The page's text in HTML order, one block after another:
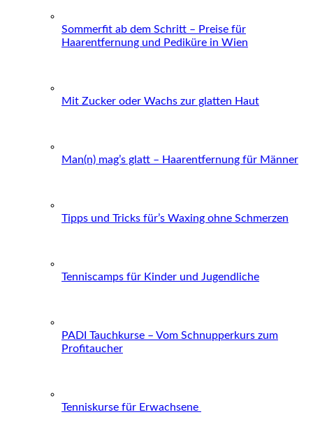
Sommerfit ab dem Schritt – Preise für
Haarentfernung und Pediküre in Wien
Mit Zucker oder Wachs zur glatten Haut
Man(n) mag’s glatt – Haarentfernung für Männer
Tipps und Tricks für’s Waxing ohne Schmerzen
Tenniscamps für Kinder und Jugendliche
PADI Tauchkurse – Vom Schnupperkurs zum
Profitaucher
Tenniskurse für Erwachsene